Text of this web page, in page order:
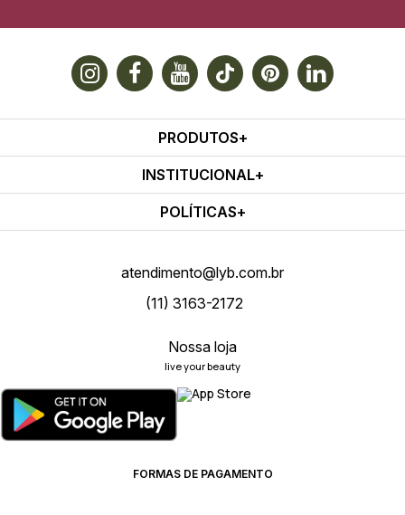
PRODUTOS
INSTITUCIONAL
POLÍTICAS
atendimento@lyb.com.br
(11) 3163-2172
Nossa loja
live your beauty
FORMAS DE PAGAMENTO